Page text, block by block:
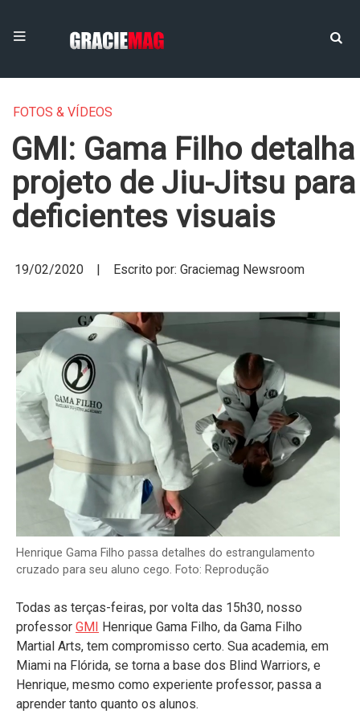
FOTOS & VÍDEOS
GMI: Gama Filho detalha
projeto de Jiu-Jitsu para
deficientes visuais
19/02/2020 | Escrito por: Graciemag Newsroom
Henrique Gama Filho passa detalhes do estrangulamento
cruzado para seu aluno cego. Foto: Reprodução
Todas as terças-feiras, por volta das 15h30, nosso
professor GMI Henrique Gama Filho, da Gama Filho
Martial Arts, tem compromisso certo. Sua academia, em
Miami na Flórida, se torna a base dos Blind Warriors, e
Henrique, mesmo como experiente professor, passa a
aprender tanto quanto os alunos.